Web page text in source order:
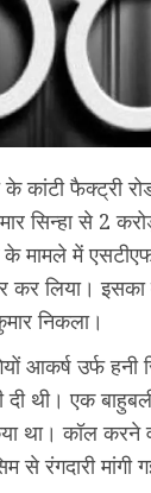
के कांटी फैक्ट्री
सिन्हा से 2
के मामले में
कर लिया। इसका
निकला।
आकर्ष उर्फ
थी। एक
था। कॉल करने
से रंगदारी मांगी